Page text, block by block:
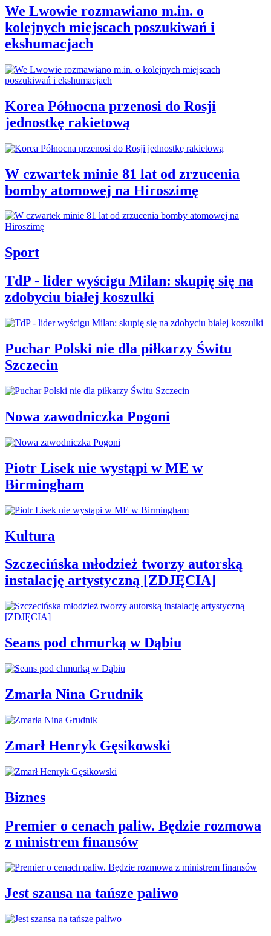
We Lwowie rozmawiano m.in. o
kolejnych miejscach poszukiwań i
ekshumacjach
Korea Północna przenosi do Rosji
jednostkę rakietową
W czwartek minie 81 lat od zrzucenia
bomby atomowej na Hiroszimę
Sport
TdP - lider wyścigu Milan: skupię się na
zdobyciu białej koszulki
Puchar Polski nie dla piłkarzy Świtu
Szczecin
Nowa zawodniczka Pogoni
Piotr Lisek nie wystąpi w ME w
Birmingham
Kultura
Szczecińska młodzież tworzy autorską
instalację artystyczną [ZDJĘCIA]
Seans pod chmurką w Dąbiu
Zmarła Nina Grudnik
Zmarł Henryk Gęsikowski
Biznes
Premier o cenach paliw. Będzie rozmowa
z ministrem finansów
Jest szansa na tańsze paliwo